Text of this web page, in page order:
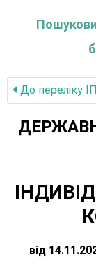
До переліку
від